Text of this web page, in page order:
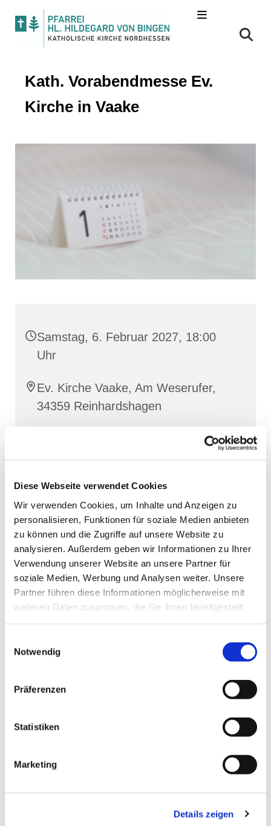
Diese Webseite verwendet Cookies
Wir verwenden Cookies, um Inhalte und Anzeigen zu
personalisieren, Funktionen für soziale Medien anbieten
zu können und die Zugriffe auf unsere Website zu
analysieren. Außerdem geben wir Informationen zu Ihrer
Verwendung unserer Website an unsere Partner für
soziale Medien, Werbung und Analysen weiter. Unsere
Partner führen diese Informationen möglicherweise mit
weiteren Daten zusammen, die Sie ihnen bereitgestellt
Notwendig
Präferenzen
Statistiken
Marketing
Details zeigen
Kath. Vorabendmesse Ev.
Kirche in Vaake
Samstag, 6. Februar 2027, 18:00
Uhr
Ev. Kirche Vaake, Am Weserufer,
34359 Reinhardshagen